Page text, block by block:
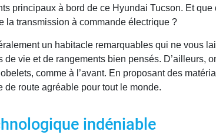
principaux à bord de ce Hyundai Tucson. Et
la transmission à commande électrique ?
un habitacle remarquables qui ne vous
de vie et de rangements bien pensés. D’ailleurs,
comme à l’avant. En proposant des
de route agréable pour tout le monde.
indéniable